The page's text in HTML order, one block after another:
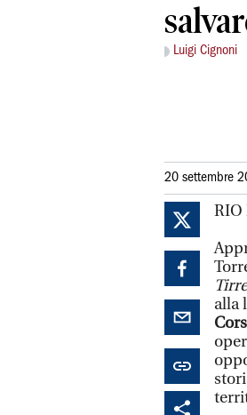
Luigi Cignoni
20 settembre
RIO
alla